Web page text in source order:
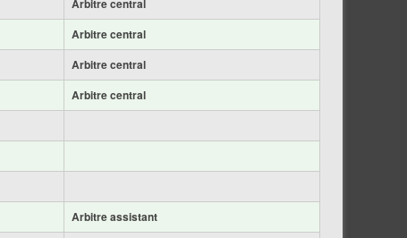
Arbitre central
Arbitre central
Arbitre central
Arbitre central
Arbitre assistant